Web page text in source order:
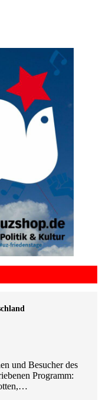
und Besucher des
Programm: